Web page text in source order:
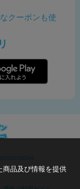
クーポンも使
商品及び情報を提供